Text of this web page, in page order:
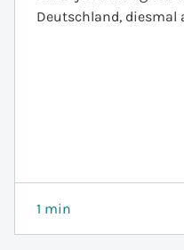
Deutschland, diesmal
1 min